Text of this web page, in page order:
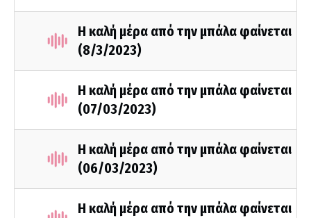
Η καλή μέρα από την μπάλα φαίνεται
(8/3/2023)
Η καλή μέρα από την μπάλα φαίνεται
(07/03/2023)
Η καλή μέρα από την μπάλα φαίνεται
(06/03/2023)
Η καλή μέρα από την μπάλα φαίνεται